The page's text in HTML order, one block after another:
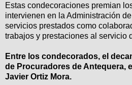
Estas condecoraciones premian
intervienen en la Administración
servicios prestados como
trabajos y prestaciones al servicio
Entre los condecorados, el
de Procuradores de Antequera,
Javier Ortiz Mora.